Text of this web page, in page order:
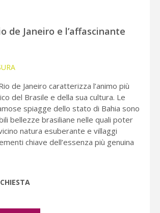
de Janeiro e l’affascinante
de Janeiro caratterizza l’animo più
del Brasile e della sua cultura. Le
spiagge dello stato di Bahia sono
bellezze brasiliane nelle quali poter
natura esuberante e villaggi
chiave dell’essenza più genuina